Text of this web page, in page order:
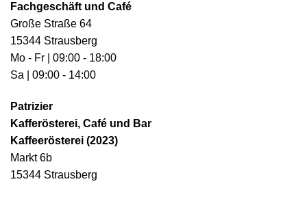
Fachgeschäft und Café
Große Straße 64
15344 Strausberg
Mo - Fr | 09:00 - 18:00
Sa | 09:00 - 14:00
Patrizier
Kafferösterei, Café und Bar
Kaffeerösterei (2023)
Markt 6b
15344 Strausberg